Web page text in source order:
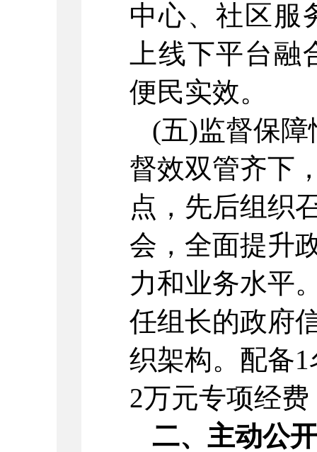
中心、社区服
上线下平台
便民实效。
(五)监督保障
督效双管齐下
点，先后组织
会，全面提升
力和业务水平
任组长的政府
织架构。配备
2万元专项经
二、主动公